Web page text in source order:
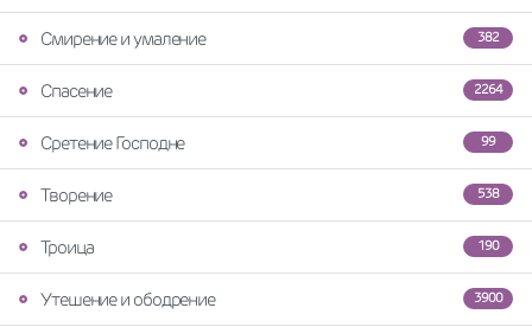
382
Смирение и умаление
2264
Спасение
99
Сретение Господне
538
Творение
190
Троица
3900
Утешение и ободрение